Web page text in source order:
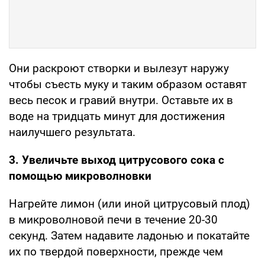
Они раскроют створки и вылезут наружу
чтобы съесть муку и таким образом оставят
весь песок и гравий внутри. Оставьте их в
воде на тридцать минут для достижения
наилучшего результата.
3. Увеличьте выход цитрусового сока с
помощью микроволновки
Нагрейте лимон (или иной цитрусовый плод)
в микроволновой печи в течение 20-30
секунд. Затем надавите ладонью и покатайте
их по твердой поверхности, прежде чем